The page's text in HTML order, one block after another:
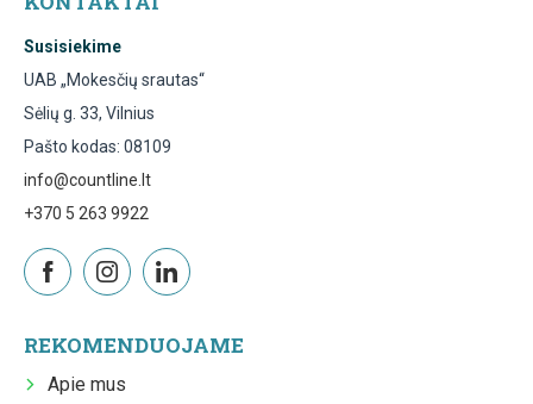
Susisiekime
UAB „Mokesčių srautas“
Sėlių g. 33, Vilnius
Pašto kodas: 08109
info@countline.lt
+370 5 263 9922
REKOMENDUOJAME
Apie mus